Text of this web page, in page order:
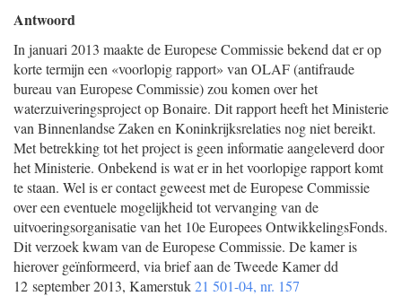
Antwoord
In januari 2013 maakte de Europese Commissie bekend dat er op
korte termijn een «voorlopig rapport» van OLAF (antifraude
bureau van Europese Commissie) zou komen over het
waterzuiveringsproject op Bonaire. Dit rapport heeft het Ministerie
van Binnenlandse Zaken en Koninkrijksrelaties nog niet bereikt.
Met betrekking tot het project is geen informatie aangeleverd door
het Ministerie. Onbekend is wat er in het voorlopige rapport komt
te staan. Wel is er contact geweest met de Europese Commissie
over een eventuele mogelijkheid tot vervanging van de
uitvoeringsorganisatie van het 10e Europees OntwikkelingsFonds.
Dit verzoek kwam van de Europese Commissie. De kamer is
hierover geïnformeerd, via brief aan de Tweede Kamer dd
12 september 2013, Kamerstuk21 501-04, nr. 157